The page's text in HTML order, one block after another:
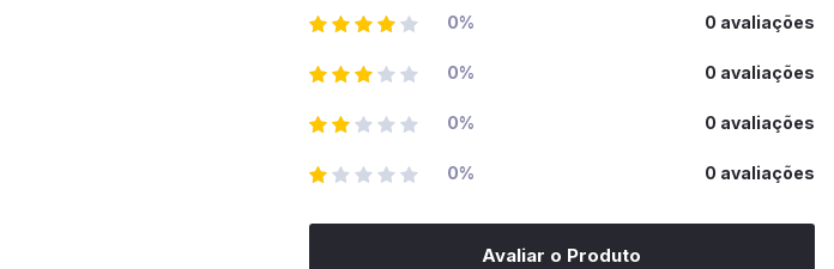
0% 0 avaliações
0% 0 avaliações
0% 0 avaliações
0% 0 avaliações
Avaliar o Produto